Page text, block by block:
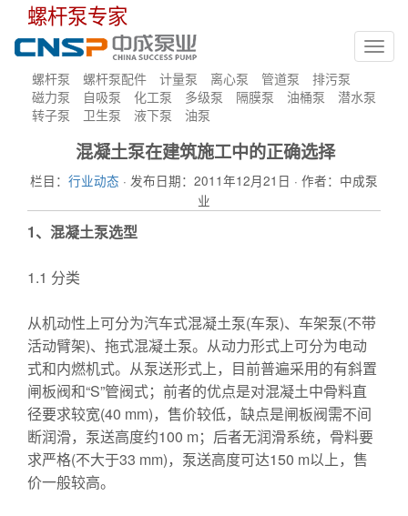
螺杆泵专家
螺杆泵 螺杆泵配件 计量泵 离心泵 管道泵
排污泵
磁力泵
自吸泵 化工泵 多级泵 隔膜泵 油桶泵
潜水泵
转子泵
卫生泵 液下泵 油泵
混凝土泵在建筑施工中的正确选择
栏目： 行业动态 · 发布日期：2011年12月21日 · 作者：中成泵
业
1、混凝土泵选型
1.1 分类
从机动性上可分为汽车式混凝土泵(车泵)、车架泵(不带
活动臂架)、拖式混凝土泵。从动力形式上可分为电动
式和内燃机式。从泵送形式上，目前普遍采用的有斜置
闸板阀和“S”管阀式；前者的优点是对混凝土中骨料直
径要求较宽(40 mm)，售价较低，缺点是闸板阀需不间
断润滑，泵送高度约100 m；后者无润滑系统，骨料要
求严格(不大于33 mm)，泵送高度可达150 m以上，售
价一般较高。